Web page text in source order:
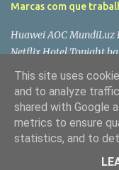
Marcas com que
Huawei AOC MundiLuz
Netflix Hotel Tonight bq
Lenovo Panasonic LG
Wiko Dell
This site uses
and to analyze
shared with Google
metrics to ensure
statistics, and to